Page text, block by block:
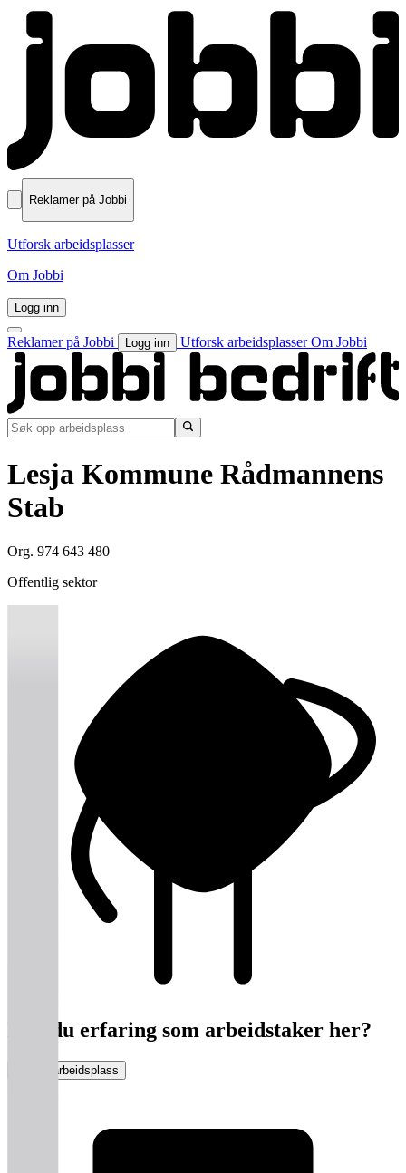
Reklamer på Jobbi
Utforsk arbeidsplasser
Om Jobbi
Logg inn
Reklamer på Jobbi Logg inn Utforsk arbeidsplasserOm Jobbi
Lesja Kommune Rådmannens
Stab
Org. 974 643 480
Offentlig sektor
Har du erfaring som arbeidstaker her?
Vurder arbeidsplass